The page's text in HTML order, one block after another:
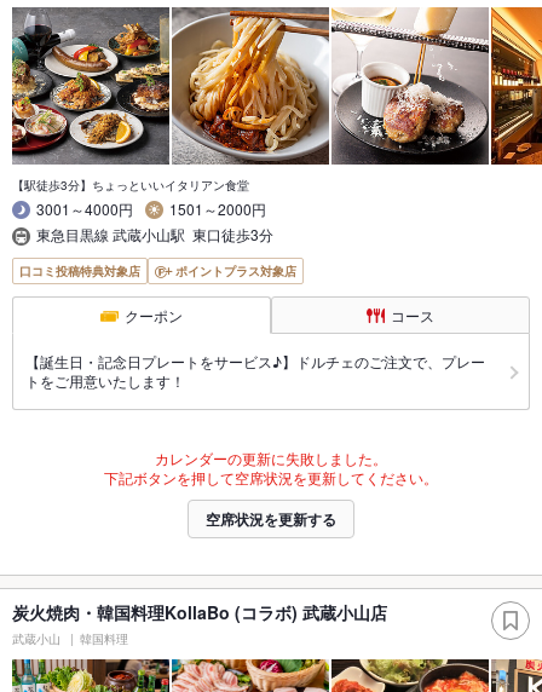
【駅徒歩3分】ちょっといいイタリアン食堂
3001～4000円
1501～2000円
東急目黒線 武蔵小山駅 東口徒歩3分
口コミ投稿特典対象店 ポイントプラス対象店
クーポン コース
【誕生日・記念日プレートをサービス♪】ドルチェのご注文で、プレー
トをご用意いたします！
カレンダーの更新に失敗しました。
下記ボタンを押して空席状況を更新してください。
空席状況を更新する
炭火焼肉・韓国料理KollaBo (コラボ) 武蔵小山店
武蔵小山 韓国料理